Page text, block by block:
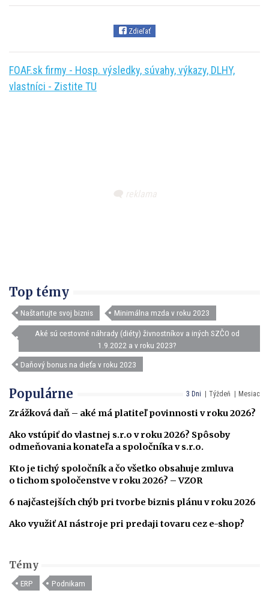
Zdieľať
FOAF.sk firmy - Hosp. výsledky, súvahy, výkazy, DLHY,
vlastníci - Zistite TU
Top témy
Naštartujte svoj biznis Minimálna mzda v roku 2023
Aké sú cestovné náhrady (diéty) živnostníkov a iných SZČO od
1.9.2022 a v roku 2023?
Daňový bonus na dieťa v roku 2023
3 Dni Týždeň Mesiac
Populárne
Zrážková daň – aké má platiteľ povinnosti v roku 2026?
Ako vstúpiť do vlastnej s.r.o v roku 2026? Spôsoby
odmeňovania konateľa a spoločníka v s.r.o.
Kto je tichý spoločník a čo všetko obsahuje zmluva
o tichom spoločenstve v roku 2026? – VZOR
6 najčastejších chýb pri tvorbe biznis plánu v roku 2026
Ako využiť AI nástroje pri predaji tovaru cez e-shop?
Témy
ERP Podnikam